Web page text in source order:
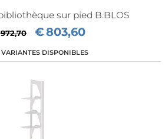
sur pied B.BLOS
€803,60